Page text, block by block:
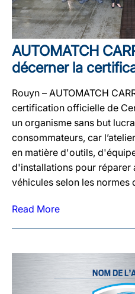
AUTOMATCH
décerner la
Rouyn – AUTOMATCH
certification officielle de
un organisme sans but
consommateurs, car
en matière d'outils,
d'installations pour réparer
véhicules selon les normes
Read More